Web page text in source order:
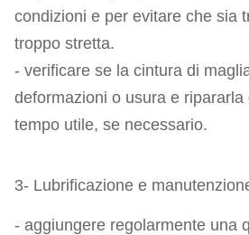
condizioni e per evitare che sia
troppo stretta.
- verificare se la cintura di
deformazioni o usura e ripararla
tempo utile, se necessario.
3- Lubrificazione e
- aggiungere regolarmente una